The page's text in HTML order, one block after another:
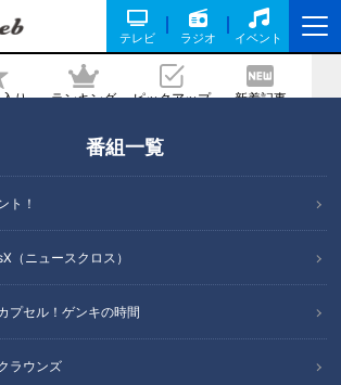
テレビ ラジオ イベント
り ランキング ピックアップ 新着記事
番組一覧
ト！
（ニュースクロス）
プセル！ゲンキの時間
ラウンズ
ただきます！【チャン
記事に戻る